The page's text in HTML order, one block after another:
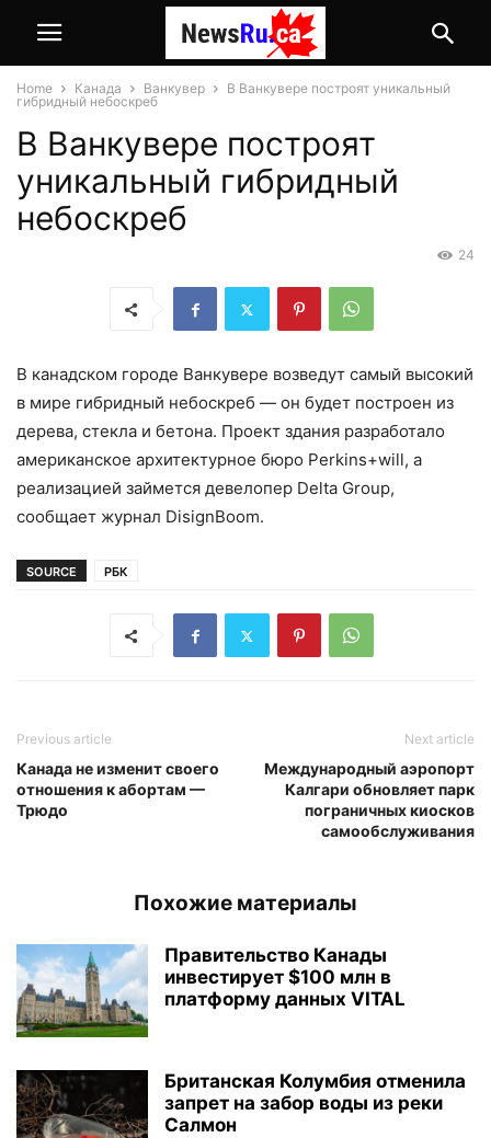
Home Канада Ванкувер
В Ванкувере построят уникальный
гибридный небоскреб
В Ванкувере построят
уникальный гибридный
небоскреб
24
В канадском городе Ванкувере возведут самый высокий
в мире гибридный небоскреб — он будет построен из
дерева, стекла и бетона. Проект здания разработало
американское архитектурное бюро Perkins+will, а
реализацией займется девелопер Delta Group,
сообщает журнал DisignBoom.
SOURCE РБК
Previous article
Канада не изменит своего
отношения к абортам —
Трюдо
Next article
Международный аэропорт
Калгари обновляет парк
пограничных киосков
самообслуживания
Похожие материалы
Правительство Канады
инвестирует $100 млн в
платформу данных VITAL
Британская Колумбия отменила
запрет на забор воды из реки
Салмон